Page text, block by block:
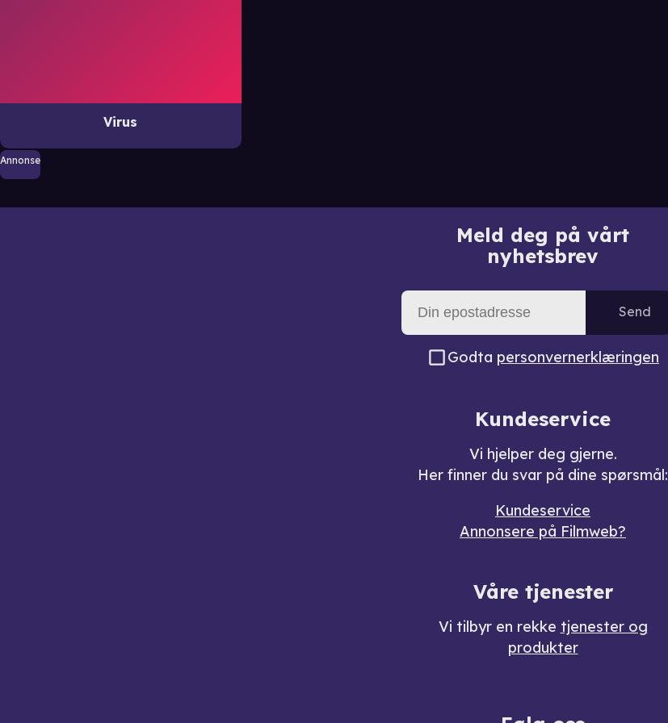
Virus
Annonse
Meld deg på vårt
nyhetsbrev
Send
Godta personvernerklæringen
Kundeservice
Vi hjelper deg gjerne.
Her finner du svar på dine spørsmål:
Kundeservice
Annonsere på Filmweb?
Våre tjenester
Vi tilbyr en rekke tjenester og
produkter